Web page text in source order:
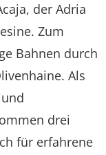
der Adria
Zum
Bahnen durch
Als
drei
für erfahrene